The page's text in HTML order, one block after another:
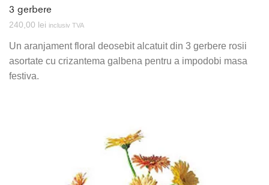
3 gerbere
240,00 lei inclusiv TVA
Un aranjament floral deosebit alcatuit din 3 gerbere rosii
asortate cu crizantema galbena pentru a impodobi masa
festiva.